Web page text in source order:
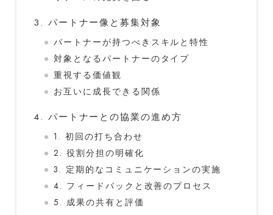
3. パートナー像と募集対象
パートナーが持つべきスキルと特性
対象となるパートナーのタイプ
重視する価値観
お互いに成長できる関係
4. パートナーとの協業の進め方
1. 初回の打ち合わせ
2. 役割分担の明確化
3. 定期的なコミュニケーションの実施
4. フィードバックと改善のプロセス
5. 成果の共有と評価